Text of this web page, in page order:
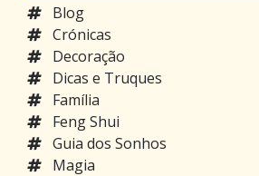
Blog
Crónicas
Decoração
Dicas e Truques
Família
Feng Shui
Guia dos Sonhos
Magia